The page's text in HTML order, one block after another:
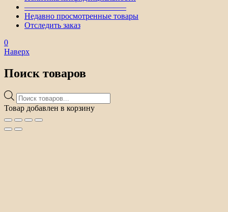
————————————–
Недавно просмотренные товары
Отследить заказ
0
Наверх
Поиск товаров
Поиск
товаров
Товар добавлен в корзину